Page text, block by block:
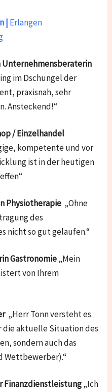
| Erlangen
Unternehmensberaterin
im Dschungel der
praxisnah, sehr
Ansteckend!“
/ Einzelhandel
kompetente und vor
ist in der heutigen
Physiotherapie „Ohne
des
nicht so gut gelaufen.“
Gastronomie„Mein
von Ihrem
„Herr Tonn versteht es
die aktuelle Situation des
sondern auch das
Wettbewerber).“
Finanzdienstleistung„Ich